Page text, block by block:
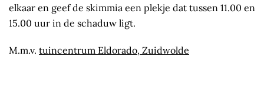
elkaar en geef de skimmia een plekje dat tussen 11.00 en
15.00 uur in de schaduw ligt.
M.m.v. tuincentrum Eldorado, Zuidwolde